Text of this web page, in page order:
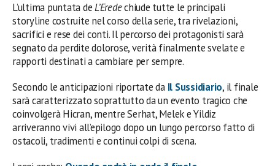
L’ultima puntata deL’Eredechiude tutte le principali
storyline costruite nel corso della serie, tra rivelazioni,
sacrifici e rese dei conti. Il percorso dei protagonisti sarà
segnato da perdite dolorose, verità finalmente svelate e
rapporti destinati a cambiare per sempre.
Secondo le anticipazioni riportate da Il Sussidiario, il finale
sarà caratterizzato soprattutto da un evento tragico che
coinvolgerà Hicran, mentre Serhat, Melek e Yildiz
arriveranno vivi all’epilogo dopo un lungo percorso fatto di
ostacoli, tradimenti e continui colpi di scena.